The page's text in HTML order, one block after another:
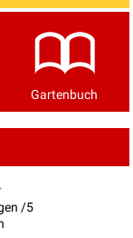
Gartenbuch
/5